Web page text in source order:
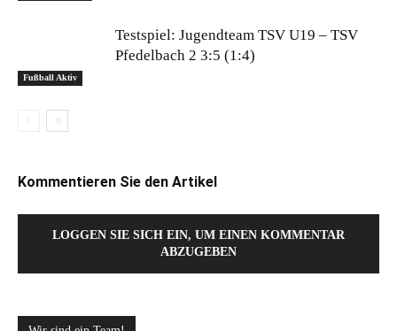
Fußball Aktiv
Testspiel: Jugendteam TSV U19 – TSV
Pfedelbach 2 3:5 (1:4)
Kommentieren Sie den Artikel
LOGGEN SIE SICH EIN, UM EINEN KOMMENTAR
ABZUGEBEN